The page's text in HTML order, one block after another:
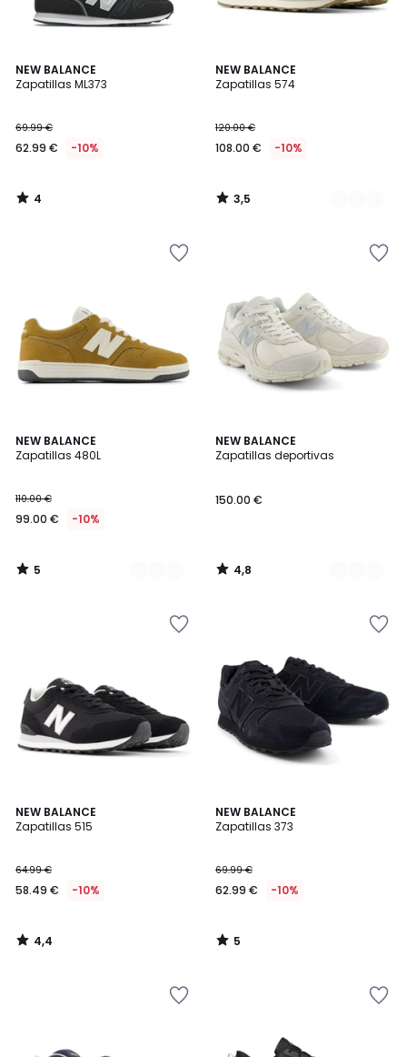
NEW BALANCE
Zapatillas ML373
69.99 €
62.99 € -10%
4
/
4
/
NEW BALANCE
Zapatillas 574
120.00 €
108.00 € -10%
3,5
/ 5
2
Colores
3,5
/
NEW BALANCE
Zapatillas 480L
110.00 €
99.00 € -10%
5
/
2
Colores
5
/
NEW BALANCE
Zapatillas deportivas
150.00 €
4,8
/ 5
2
Colores
4,8
/
NEW BALANCE
Zapatillas 515
64.99 €
58.49 € -10%
4,4
/ 5
4,4
/
NEW BALANCE
Zapatillas 373
69.99 €
62.99 € -10%
5
/
5
/